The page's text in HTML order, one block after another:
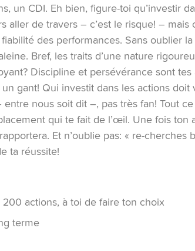
un CDI. Eh bien, figure-toi qu’investir
de travers – c’est le risque! – mais
des performances. Sans oublier
Bref, les traits d’une nature
Discipline et persévérance sont
gant! Qui investit dans les actions
nous soit dit –, pas très fan! Tout
qui te fait de l’œil. Une fois ton
Et n’oublie pas: « re-cherches
ta réussite!
actions, à toi de faire ton choix
terme